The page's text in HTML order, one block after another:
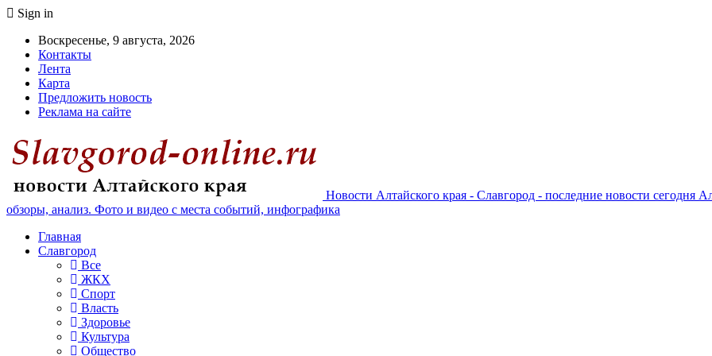
Sign in
Воскресенье, 9 августа, 2026
Контакты
Лента
Карта
Предложить новость
Реклама на сайте
Новости Алтайского края - Славгород - последние новости сегодня
обзоры, анализ. Фото и видео с места событий, инфографика
Главная
Славгород
Все
ЖКХ
Спорт
Власть
Здоровье
Культура
Общество